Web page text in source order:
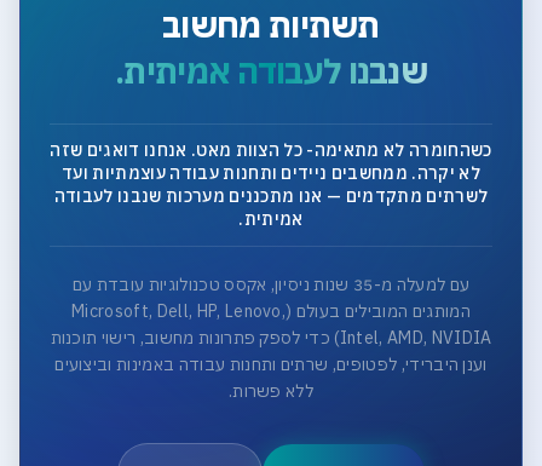
תשתיות מחשוב
שנבנו לעבודה אמיתית.
כשהחומרה לא מתאימה- כל הצוות מאט. אנחנו דואגים שזה
לא יקרה. ממחשבים ניידים ותחנות עבודה עוצמתיות ועד
לשרתים מתקדמים — אנו מתכננים מערכות שנבנו לעבודה
אמיתית.
עם למעלה מ-35 שנות ניסיון, אקסס טכנולוגיות עובדת עם
המותגים המובילים בעולם (Microsoft, Dell, HP, Lenovo,
Intel, AMD, NVIDIA) כדי לספק פתרונות מחשוב, רישוי תוכנות
וענן היברידי, לפטופים, שרתים ותחנות עבודה באמינות וביצועים
ללא פשרות.